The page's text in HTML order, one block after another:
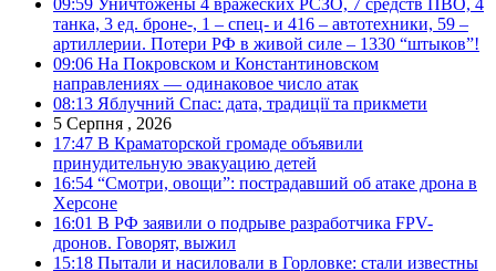
танка, 3 ед. броне-, 1 – спец- и 416 – автотехники, 59 –
артиллерии. Потери РФ в живой силе – 1330 “штыков”!
09:06 На Покровском и Константиновском
направлениях — одинаковое число атак
08:13 Яблучний Спас: дата, традиції та прикмети
5 Серпня , 2026
17:47 В Краматорской громаде объявили
принудительную эвакуацию детей
16:54 “Смотри, овощи”: пострадавший об атаке дрона в
Херсоне
16:01 В РФ заявили о подрыве разработчика FPV-
дронов. Говорят, выжил
15:18 Пытали и насиловали в Горловке: стали известны